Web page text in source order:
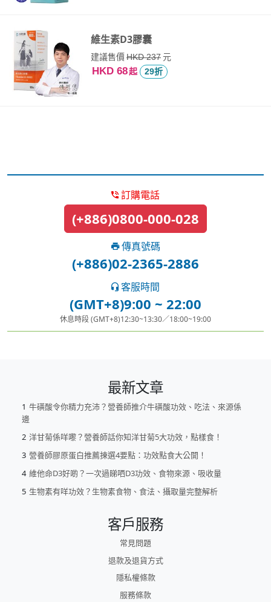
維生素D3膠囊
建議售價HKD 237元
HKD 68起 29折
訂購電話
(+886)0800-000-028
傳真號碼
(+886)02-2365-2886
客服時間
(GMT+8)9:00 ~ 22:00
休息時段 (GMT+8)12:30~13:30／18:00~19:00
最新文章
牛磺酸令你精力充沛？營養師推介牛磺酸功效、吃法、來源係
邊
洋甘菊係咩嚟？營養師話你知洋甘菊5大功效，點樣食！
營養師膠原蛋白推薦揀選4要點：功效點食大公開！
維他命D3好啲？一次過睇哂D3功效、食物來源、吸收量
生物素有咩功效？生物素食物、食法、攝取量完整解析
客戶服務
常見問題
退款及退貨方式
隱私權條款
服務條款